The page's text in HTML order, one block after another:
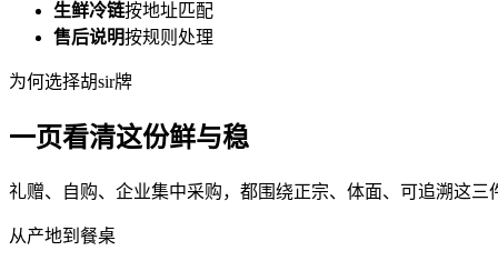
生鲜冷链按地址匹配
售后说明按规则处理
为何选择胡sir牌
一页看清这份鲜与稳
礼赠、自购、企业集中采购，都围绕正宗、体面、可追溯这三
从产地到餐桌